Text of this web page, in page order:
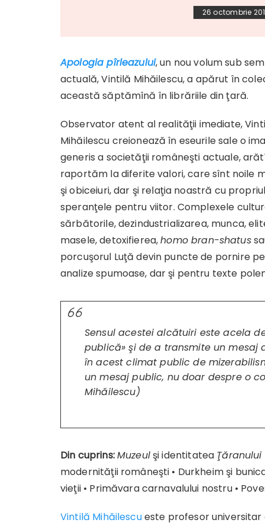
26 octombrie
Apologia pîrleazului, un nou volum sub
actuală, Vintilă Mihăilescu, a apărut în
această săptămînă în librăriile din ţară.
Observator atent al realităţii imediate,
Mihăilescu creionează în eseurile sale o
generis a societăţii româneşti actuale,
raportăm la diferite valori, care sînt noile
şi obiceiuri, dar şi relaţia noastră cu
speranţele pentru viitor. Complexele
sărbătorile, dezindustrializarea, munca,
masele, detoxifierea,homo bran-shatus
porcuşorul Luţă devin puncte de pornire
analize spumoase, dar şi pentru texte
Sensul acestei alcătuiri este acela
publică» şi de a transmite un mesaj
în acest climat public de
unmesaj public, nu doar despre o
Mihăilescu)
Din cuprins:Muzeulşi identitatea Ţăranului
modernităţii româneşti • Durkheim şi
vieţii • Primăvara carnavalului nostru •
Vintilă Mihăilescueste profesor universitar